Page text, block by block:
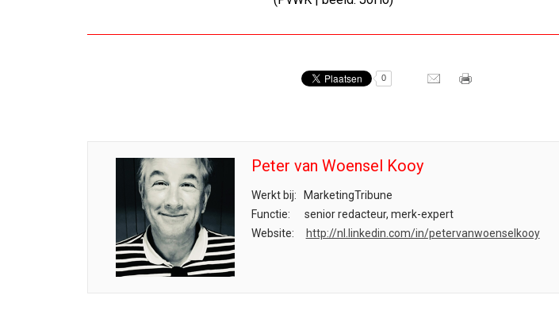
0
Peter van Woensel Kooy
Werkt bij:
MarketingTribune
Functie:
senior redacteur, merk-expert
Website:
http://nl.linkedin.com/in/petervanwoenselkooy